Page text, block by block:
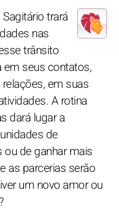
trará
nas
trânsito
em seus contatos,
em suas
A rotina
dará lugar a
de
de ganhar mais
as parcerias serão
um novo amor ou